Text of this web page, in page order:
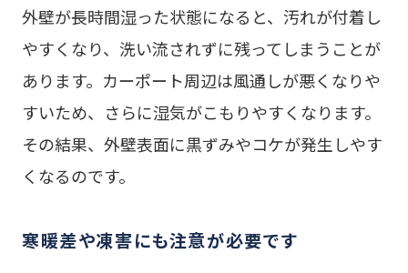
外壁が長時間湿った状態になると、汚れが付着し
やすくなり、洗い流されずに残ってしまうことが
あります。カーポート周辺は風通しが悪くなりや
すいため、さらに湿気がこもりやすくなります。
その結果、外壁表面に黒ずみやコケが発生しやす
くなるのです。
寒暖差や凍害にも注意が必要です